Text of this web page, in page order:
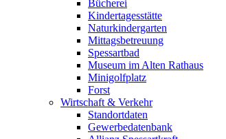
Bücherei
Kindertagesstätte
Naturkindergarten
Mittagsbetreuung
Spessartbad
Museum im Alten Rathaus
Minigolfplatz
Forst
Wirtschaft & Verkehr
Standortdaten
Gewerbedatenbank